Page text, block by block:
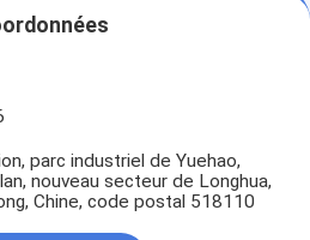
parc industriel de Yuehao,
nouveau secteur de Longhua,
Chine, code postal 518110